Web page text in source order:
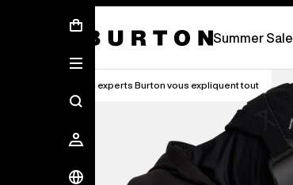
Summer Sale
Les experts Burton vous expliquent tout